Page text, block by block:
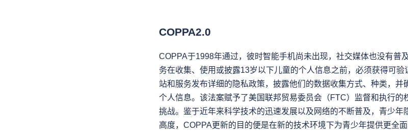
COPPA2.0
COPPA于1998年通过，彼时智能手机尚未出现，社交媒体也没有普
务在收集、使用或披露13岁以下儿童的个人信息之前，必须获得可验
站和服务发布详细的隐私政策，披露他们的数据收集方式、种类，并
个人信息。该法案赋予了美国联邦贸易委员会（FTC）监督和执行的
挑战。鉴于近年来科学技术的迅速发展以及网络的不断普及，青少年
高度，COPPA更新的目的便是在新的技术环境下为青少年提供更全面